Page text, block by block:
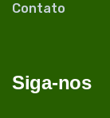
Contato
Siga-nos